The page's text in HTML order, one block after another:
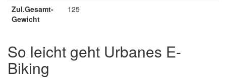
Zul.Gesamt-
Gewicht
125
So leicht geht Urbanes E-
Biking